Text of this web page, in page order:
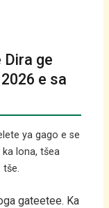
Dira ge
e sa
ya gago e se
lona, tšea
tše.
gateetee. Ka